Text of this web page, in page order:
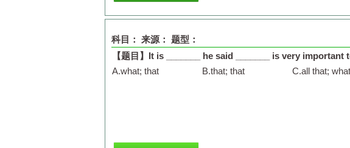
科目： 来源： 题型：
【题目】 It is _______ he said _______ is very important
A.what; that B.that; that C.all that; what